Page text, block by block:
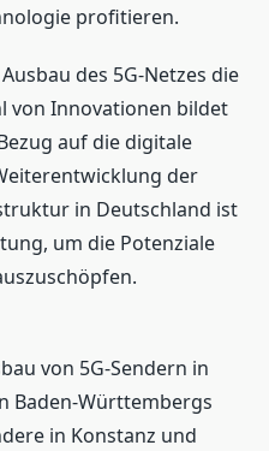
profitieren.
des 5G-Netzes die
von Innovationen bildet
auf die digitale
der
in Deutschland ist
um die Potenziale
von 5G-Sendern in
Baden-Württembergs
in Konstanz und